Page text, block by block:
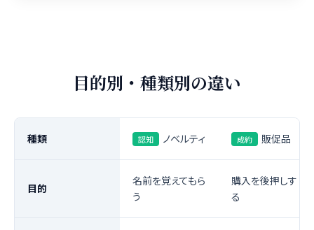
目的別・種類別の違い
種類 認知 ノベルティ 成約 販促品
目的
名前を覚えてもら
う
購入を後押しす
る